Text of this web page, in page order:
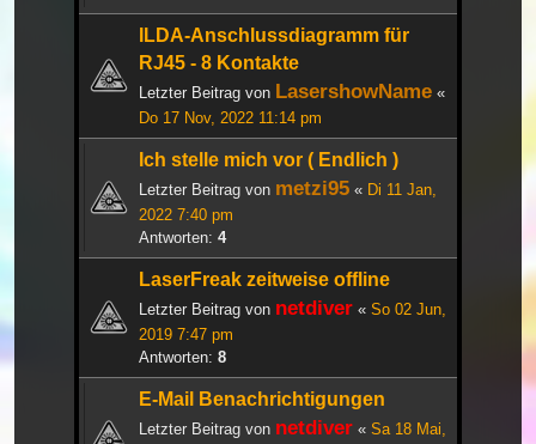
ILDA-Anschlussdiagramm für
RJ45 - 8 Kontakte
Letzter Beitrag von LasershowName «
Do 17 Nov, 2022 11:14 pm
Ich stelle mich vor ( Endlich )
Letzter Beitrag von metzi95 « Di 11 Jan,
2022 7:40 pm
Antworten: 4
LaserFreak zeitweise offline
Letzter Beitrag von netdiver « So 02 Jun,
2019 7:47 pm
Antworten: 8
E-Mail Benachrichtigungen
Letzter Beitrag von netdiver « Sa 18 Mai,